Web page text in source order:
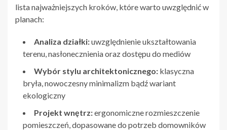
lista najważniejszych kroków, które warto uwzględnić w
planach:
Analiza działki:uwzględnienie ukształtowania
terenu, nasłonecznienia oraz dostępu do mediów
Wybór stylu architektonicznego: klasyczna
bryła, nowoczesny minimalizm bądź wariant
ekologiczny
Projekt wnętrz:ergonomiczne rozmieszczenie
pomieszczeń, dopasowane do potrzeb domowników